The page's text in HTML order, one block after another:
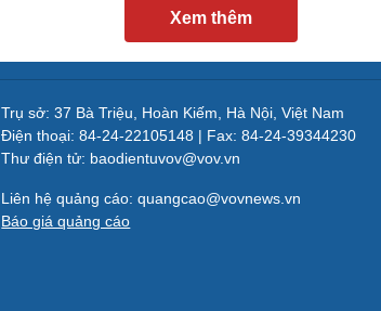
Xem thêm
Trụ sở: 37 Bà Triệu, Hoàn Kiếm, Hà Nội, Việt Nam
Điện thoại: 84-24-22105148 | Fax: 84-24-39344230
Thư điện tử: baodientuvov@vov.vn
Liên hệ quảng cáo: quangcao@vovnews.vn
Báo giá quảng cáo